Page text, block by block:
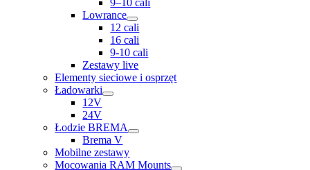
9–10 cali
Lowrance
12 cali
16 cali
9-10 cali
Zestawy live
Elementy sieciowe i osprzęt
Ładowarki
12V
24V
Łodzie BREMA
Brema V
Mobilne zestawy
Mocowania RAM Mounts